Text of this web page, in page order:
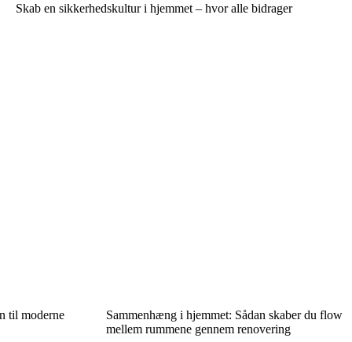
Skab en sikkerhedskultur i hjemmet – hvor alle bidrager
til moderne
Sammenhæng i hjemmet: Sådan skaber du flow
mellem rummene gennem renovering